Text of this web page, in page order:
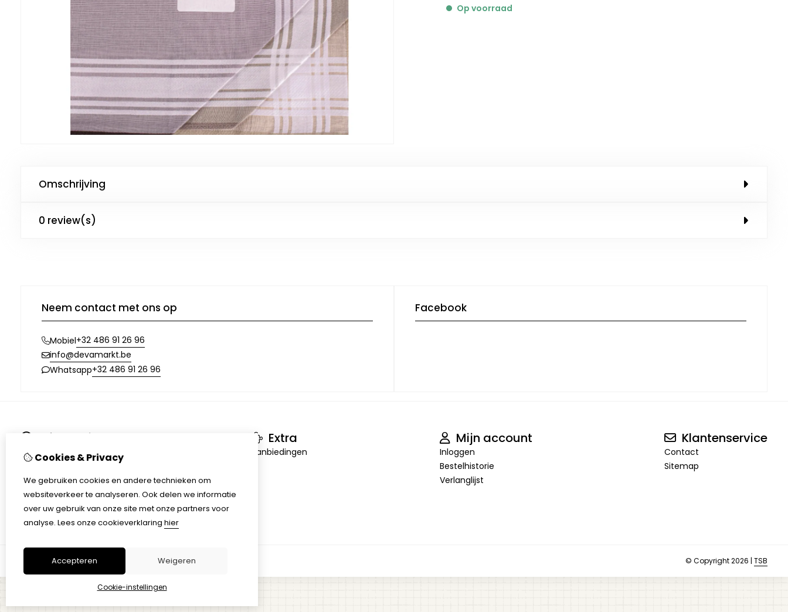
Op voorraad
Omschrijving
0 review(s)
Neem contact met ons op
Mobiel+32 486 91 26 96
info@devamarkt.be
Whatsapp+32 486 91 26 96
Facebook
Informatie
Over ons
Verzending
Disclaimer
Algemene voorwaarden
Extra
Aanbiedingen
Mijn account
Inloggen
Bestelhistorie
Verlanglijst
Klantenservice
Contact
Sitemap
© Copyright 2026 | TSB
Cookies & Privacy
We gebruiken cookies en andere technieken om
websiteverkeer te analyseren. Ook delen we informatie
over uw gebruik van onze site met onze partners voor
analyse. Lees onze cookieverklaring hier
Accepteren Weigeren
Cookie-instellingen